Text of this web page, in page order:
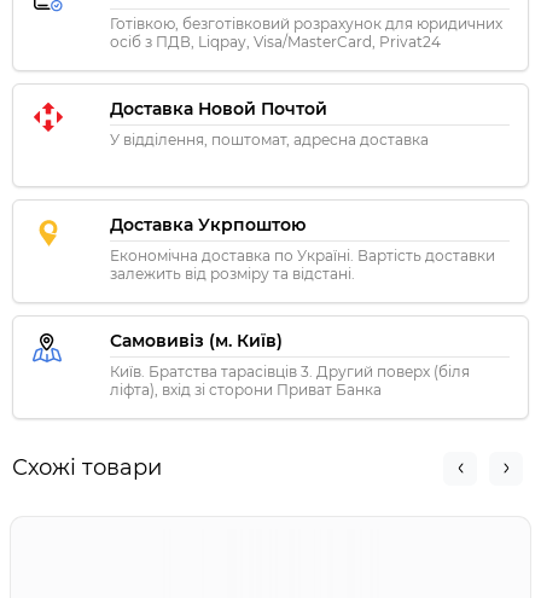
Готівкою, безготівковий розрахунок для юридичних
осіб з ПДВ, Liqpay, Visa/MasterCard, Privat24
Доставка Новой Почтой
У відділення, поштомат, адресна доставка
Доставка Укрпоштою
Економічна доставка по Україні. Вартість доставки
залежить від розміру та відстані.
Самовивіз (м. Київ)
Київ. Братства тарасівців 3. Другий поверх (біля
ліфта), вхід зі сторони Приват Банка
Схожі товари